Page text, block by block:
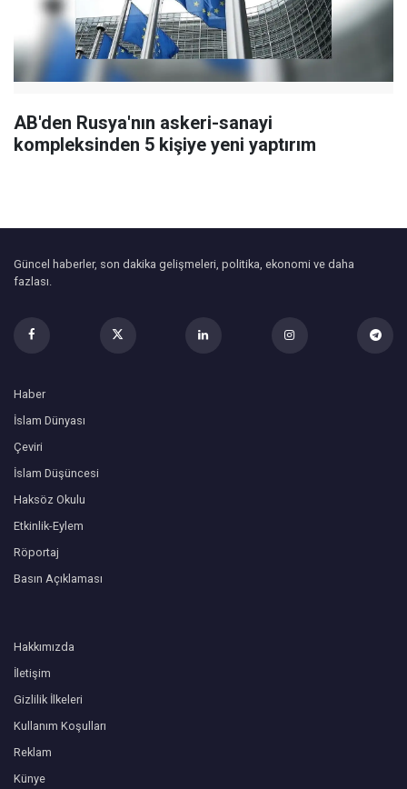
AB'den Rusya'nın askeri-sanayi
kompleksinden 5 kişiye yeni yaptırım
Güncel haberler, son dakika gelişmeleri, politika, ekonomi ve daha
fazlası.
Haber
İslam Dünyası
Çeviri
İslam Düşüncesi
Haksöz Okulu
Etkinlik-Eylem
Röportaj
Basın Açıklaması
Hakkımızda
İletişim
Gizlilik İlkeleri
Kullanım Koşulları
Reklam
Künye